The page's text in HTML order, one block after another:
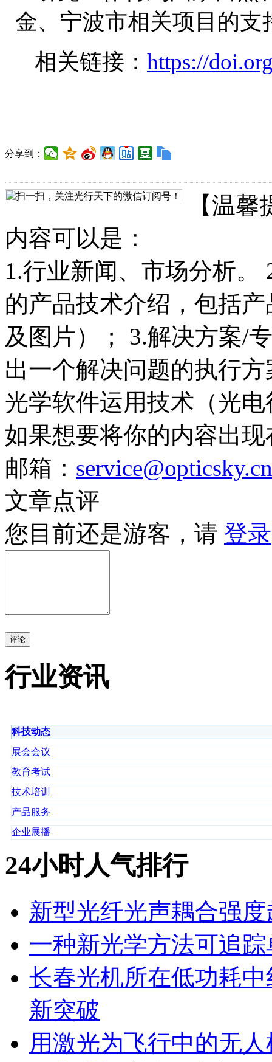
金、宁波市相关项目的支
相关链接： https://
分享到：
【温
内容可以是：
1.行业新闻、市场分析。
的产品技术介绍，包括
及图片）； 3.解决方案/
出一个解决问题的执行
光学软件运用技术（光
如果想要将你的内容出
邮箱： service@opticsky.cn
文章点评
您目前还是游客，请 登录
评论
行业资讯
科技动态
展会会议
教育考试
技术培训
产品服务
企业展播
24小时人气排行
新型光纤光声耦合强
一种新光学方法可追
长春光机所在低功耗
新突破
用激光为飞行中的无